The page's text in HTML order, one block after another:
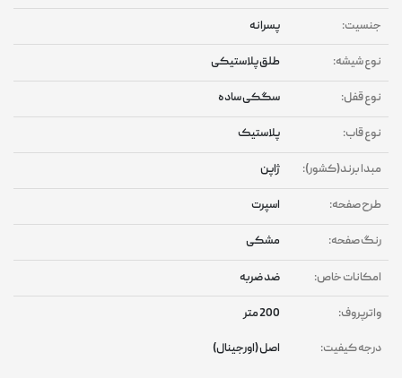
جنسیت: پسرانه
نوع شیشه: طلق پلاستیکی
نوع قفل: سگکی ساده
نوع قاب: پلاستیک
مبدا برند(کشور): ژاپن
طرح صفحه: اسپرت
رنگ صفحه: مشکی
امکانات خاص: ضد ضربه
واترپروف: 200 متر
درجه کیفیت: اصل (اورجینال)